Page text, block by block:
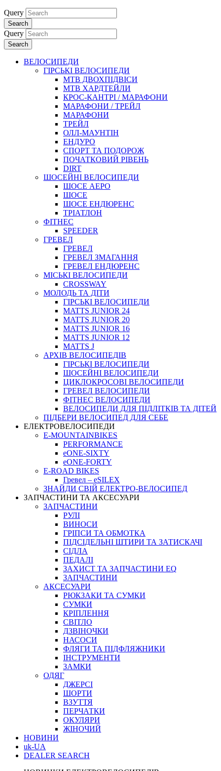
Query
Search
Query
Search
ВЕЛОСИПЕДИ
ГІРСЬКІ ВЕЛОСИПЕДИ
MTB ДВОХПIДВIСИ
MTB ХАРДТЕЙЛИ
КРОС-КАНТРI / МАРАФОНИ
МАРАФОНИ / ТРЕЙЛ
МАРАФОНИ
ТРЕЙЛ
ОЛЛ-МАУНТIН
ЕНДУРО
СПОРТ ТА ПОДОРОЖ
ПОЧАТКОВИЙ РIВЕНЬ
DIRT
ШОСЕЙНІ ВЕЛОСИПЕДИ
ШОСЕ АЕРО
ШОСЕ
ШОСЕ ЕНДЮРЕНС
ТРІАТЛОН
ФІТНЕС
SPEEDER
ГРЕВЕЛ
ГРЕВЕЛ
ГРЕВЕЛ ЗМАГАННЯ
ГРЕВЕЛ ЕНДЮРЕНС
МІСЬКІ ВЕЛОСИПЕДИ
CROSSWAY
МОЛОДЬ ТА ДІТИ
ГIРСЬКI ВЕЛОСИПЕДИ
MATTS JUNIOR 24
MATTS JUNIOR 20
MATTS JUNIOR 16
MATTS JUNIOR 12
MATTS J
АРХIВ ВЕЛОСИПЕДIВ
ГІРСЬКІ ВЕЛОСИПЕДИ
ШОСЕЙНІ ВЕЛОСИПЕДИ
ЦИКЛОКРОСОВІ ВЕЛОСИПЕДИ
ГРЕВЕЛ ВЕЛОСИПЕДИ
ФІТНЕС ВЕЛОСИПЕДИ
ВЕЛОСИПЕДИ ДЛЯ ПІДЛІТКІВ ТА ДІТЕЙ
ПIДБЕРИ ВЕЛОСИПЕД ДЛЯ СЕБЕ
ЕЛЕКТРОВЕЛОСИПЕДИ
E-MOUNTAINBIKES
PERFORMANCE
eONE-SIXTY
eONE-FORTY
E-ROAD BIKES
Гревел – eSILEX
ЗНАЙДИ СВІЙ ЕЛЕКТРО-ВЕЛОСИПЕД
ЗАПЧАСТИНИ ТА АКСЕСУАРИ
ЗАПЧАСТИНИ
РУЛІ
ВИНОСИ
ГРІПСИ ТА ОБМОТКА
ПІДСІДЕЛЬНІ ШТИРИ ТА ЗАТИСКАЧІ
СІДЛА
ПЕДАЛІ
ЗАХИСТ ТА ЗАПЧАСТИНИ EQ
ЗАПЧАСТИНИ
АКСЕСУАРИ
РЮКЗАКИ ТА СУМКИ
СУМКИ
КРІПЛЕННЯ
СВІТЛО
ДЗВІНОЧКИ
НАСОСИ
ФЛЯГИ ТА ПІДФЛЯЖНИКИ
ІНСТРУМЕНТИ
ЗАМКИ
ОДЯГ
ДЖЕРСІ
ШОРТИ
ВЗУТТЯ
ПЕРЧАТКИ
ОКУЛЯРИ
ЖІНОЧИЙ
НОВИНИ
uk-UA
DEALER SEARCH